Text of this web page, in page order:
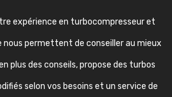
expérience en turbocompresseur et
permettent de conseiller au mieux
plus des conseils, propose des turbos
selon vos besoins et un service de